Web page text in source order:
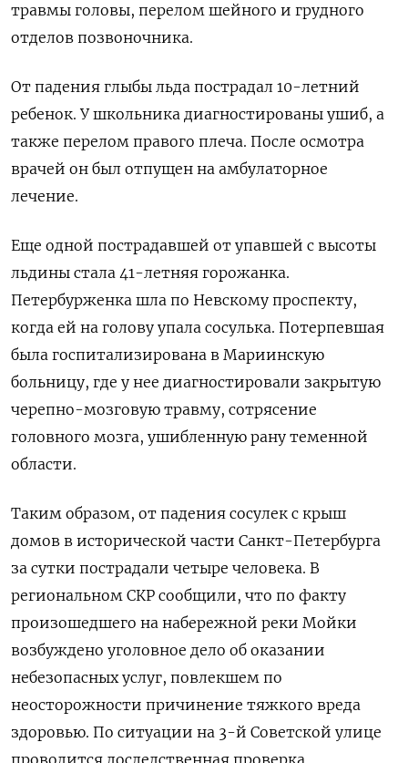
травмы головы, перелом шейного и грудного
отделов позвоночника.
От падения глыбы льда пострадал 10-летний
ребенок. У школьника диагностированы ушиб, а
также перелом правого плеча. После осмотра
врачей он был отпущен на амбулаторное
лечение.
Еще одной пострадавшей от упавшей с высоты
льдины стала 41-летняя горожанка.
Петербурженка шла по Невскому проспекту,
когда ей на голову упала сосулька. Потерпевшая
была госпитализирована в Мариинскую
больницу, где у нее диагностировали закрытую
черепно-мозговую травму, сотрясение
головного мозга, ушибленную рану теменной
области.
Таким образом, от падения сосулек с крыш
домов в исторической части Санкт-Петербурга
за сутки пострадали четыре человека. В
региональном СКР сообщили, что по факту
произошедшего на набережной реки Мойки
возбуждено уголовное дело об оказании
небезопасных услуг, повлекшем по
неосторожности причинение тяжкого вреда
здоровью. По ситуации на 3-й Советской улице